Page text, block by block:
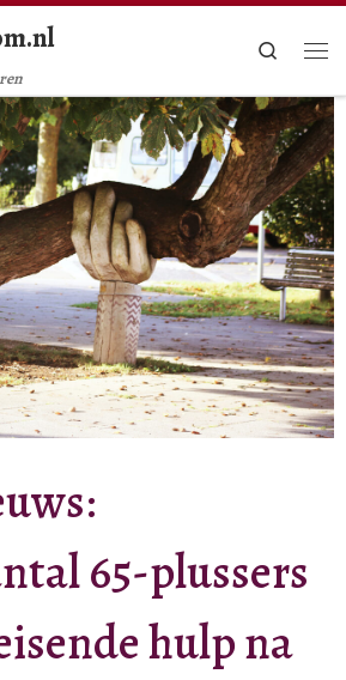
Search
65-plussers
hulp na